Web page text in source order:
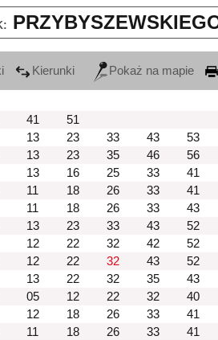
Kierunki Pokaż na mapie
41
51
13 23 33 43
53
13 23 35 46
56
13 16 25 33 41
11 18 26 33 41
11 18 26 33 43
13 23 33 43
52
12 22 32 42
52
12 22 32 43
52
13 22 32 35 43
05 12 22 32 40
12 18 26 33 41
11 18 26 33 41